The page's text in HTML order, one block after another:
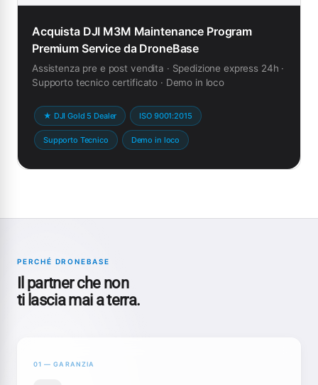
Acquista DJI M3M Maintenance Program
Premium Service da DroneBase
Assistenza pre e post vendita · Spedizione express 24h ·
Supporto tecnico certificato · Demo in loco
★ DJI Gold 5 Dealer ISO 9001:2015
Supporto Tecnico Demo in loco
PERCHÉ DRONEBASE
Il partner che non
ti lascia mai a terra.
01 — GARANZIA